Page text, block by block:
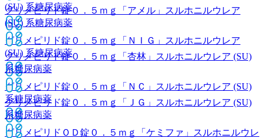
(SU) 系糖尿病薬
グリメピリド錠０．５ｍｇ「ＮＩＧ」
スルホニルウレア
(SU) 系糖尿病薬
グリメピリド錠０．５ｍｇ「ＮＣ」
スルホニルウレア (SU)
系糖尿病薬
グリメピリドＯＤ錠０．５ｍｇ「ケミファ」
スルホニルウレ
グリメピリド錠０．５ｍｇ「アメル」
スルホニルウレア
(SU) 系糖尿病薬
グリメピリド錠０．５ｍｇ「杏林」
スルホニルウレア (SU)
系糖尿病薬
グリメピリド錠０．５ｍｇ「ＪＧ」
スルホニルウレア (SU)
系糖尿病薬